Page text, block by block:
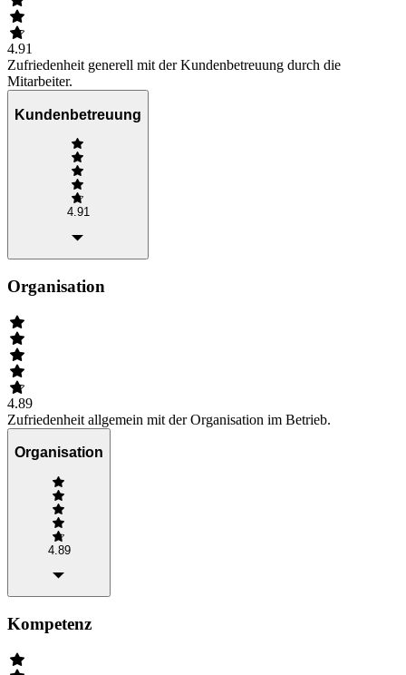
4.91
Zufriedenheit generell mit der Kundenbetreuung durch die
Mitarbeiter.
Kundenbetreuung
4.91
Organisation
4.89
Zufriedenheit allgemein mit der Organisation im Betrieb.
Organisation
4.89
Kompetenz